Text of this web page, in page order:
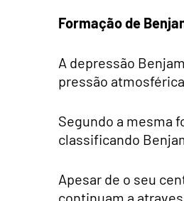
Formação de
A depressão
pressão
Segundo a mesma
classificando
Apesar de o seu
continuam a